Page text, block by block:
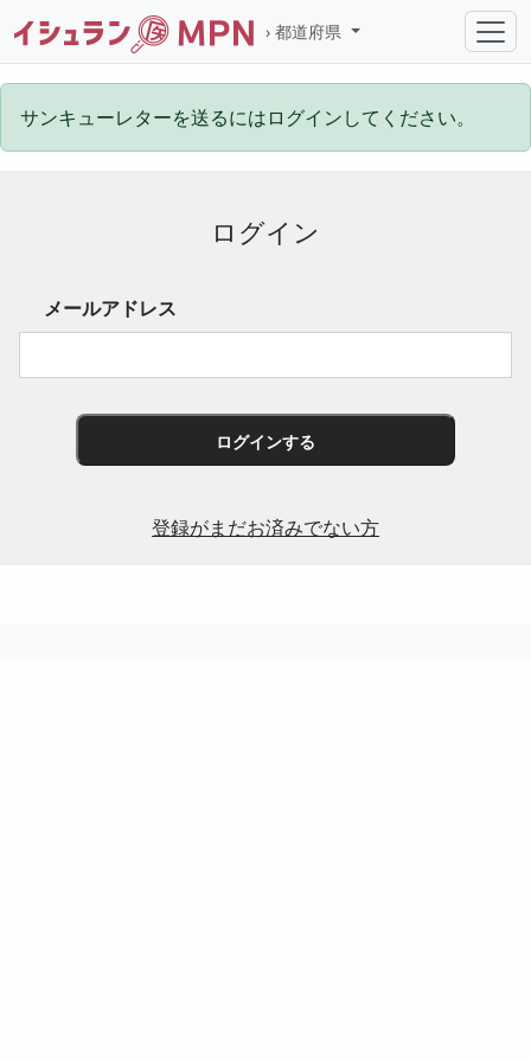
都道府県
サンキューレターを送るにはログインしてください。
ログイン
メールアドレス
ログインする
登録がまだお済みでない方